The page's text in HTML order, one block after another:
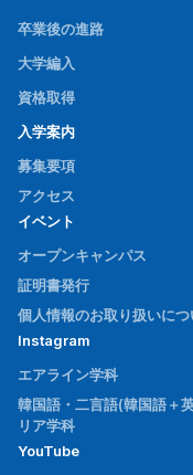
卒業後の進路
大学編入
資格取得
入学案内
募集要項
アクセス
イベント
オープンキャンパス
証明書発行
個人情報のお取り扱いにつ
Instagram
エアライン学科
韓国語・二言語(韓国語＋
リア学科
YouTube